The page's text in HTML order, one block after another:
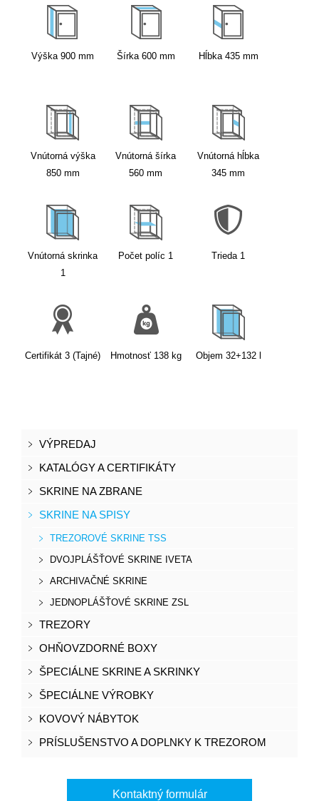
Výška 900 mm Šírka 600 mm Hĺbka 435 mm
Vnútorná výška
850 mm
Vnútorná šírka
560 mm
Vnútorná hĺbka
345 mm
Vnútorná skrinka
1
Počet políc 1 Trieda 1
Certifikát 3 (Tajné) Hmotnosť 138 kg Objem 32+132
VÝPREDAJ
KATALÓGY A CERTIFIKÁTY
SKRINE NA ZBRANE
SKRINE NA SPISY
TREZOROVÉ SKRINE TSS
DVOJPLÁŠŤOVÉ SKRINE IVETA
ARCHIVAČNÉ SKRINE
JEDNOPLÁŠŤOVÉ SKRINE ZSL
TREZORY
OHŇOVZDORNÉ BOXY
ŠPECIÁLNE SKRINE A SKRINKY
ŠPECIÁLNE VÝROBKY
KOVOVÝ NÁBYTOK
PRÍSLUŠENSTVO A DOPLNKY K TREZOROM
Kontaktný formulár